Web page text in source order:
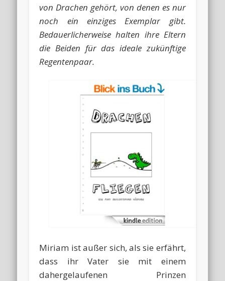
von Drachen gehört, von denen es nur
noch ein einziges Exemplar gibt.
Bedauerlicherweise halten ihre Eltern
die Beiden für das ideale zukünftige
Regentenpaar.
Miriam ist außer sich, als sie erfährt,
dass ihr Vater sie mit einem
dahergelaufenen Prinzen